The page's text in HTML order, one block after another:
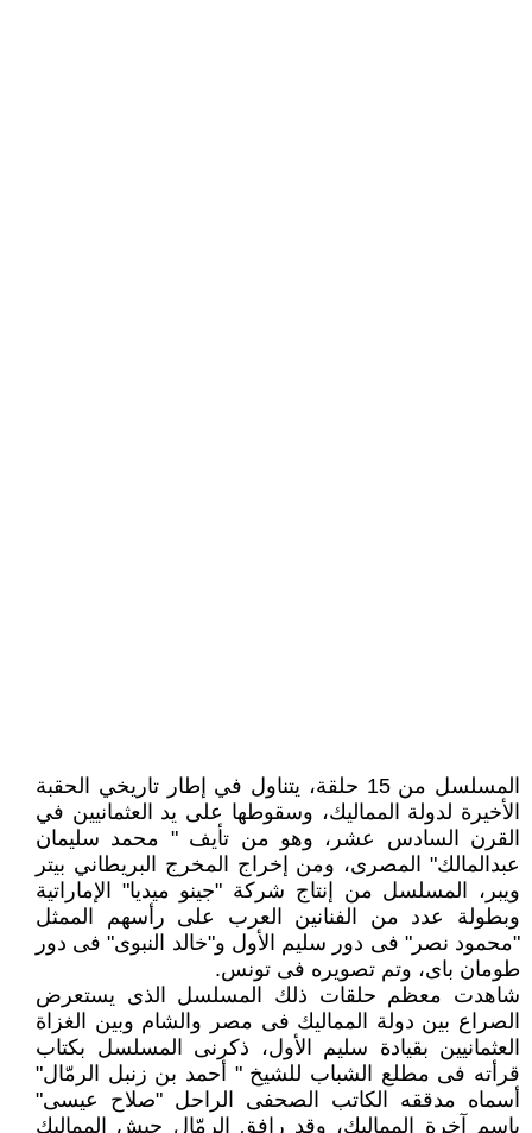
المسلسل من 15 حلقة، يتناول في إطار تاريخي الحقبة
الأخيرة لدولة المماليك، وسقوطها على يد العثمانيين في
القرن السادس عشر، وهو من تأيف " محمد سليمان
عبدالمالك" المصرى، ومن إخراج المخرج البريطاني بيتر
ويبر، المسلسل من إنتاج شركة "جينو ميديا" الإماراتية
وبطولة عدد من الفنانين العرب على رأسهم الممثل
"محمود نصر" فى دور سليم الأول و"خالد النبوى" فى دور
طومان باى، وتم تصويره فى تونس.
شاهدت معظم حلقات ذلك المسلسل الذى يستعرض
الصراع بين دولة المماليك فى مصر والشام وبين الغزاة
العثمانيين بقيادة سليم الأول، ذكرنى المسلسل بكتاب
قرأته فى مطلع الشباب للشيخ " أحمد بن زنبل الرمّال"
أسماه مدققه الكاتب الصحفى الراحل "صلاح عيسى"
باسم آخرة المماليك، وقد رافق الرمّال جيش المماليك